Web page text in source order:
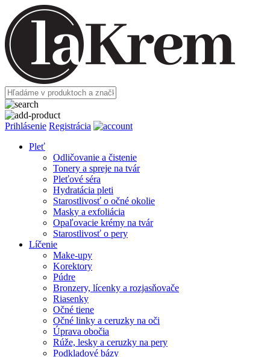
Prihlásenie Registrácia
Pleť
Odličovanie a čistenie
Tonery a spreje na tvár
Pleťové séra
Hydratácia pleti
Starostlivosť o očné okolie
Masky a exfoliácia
Opaľovacie krémy na tvár
Starostlivosť o pery
Líčenie
Make-upy
Korektory
Púdre
Bronzery, lícenky a rozjasňovače
Riasenky
Očné tiene
Očné linky a ceruzky na oči
Úprava obočia
Rúže, lesky a ceruzky na pery
Podkladové bázy